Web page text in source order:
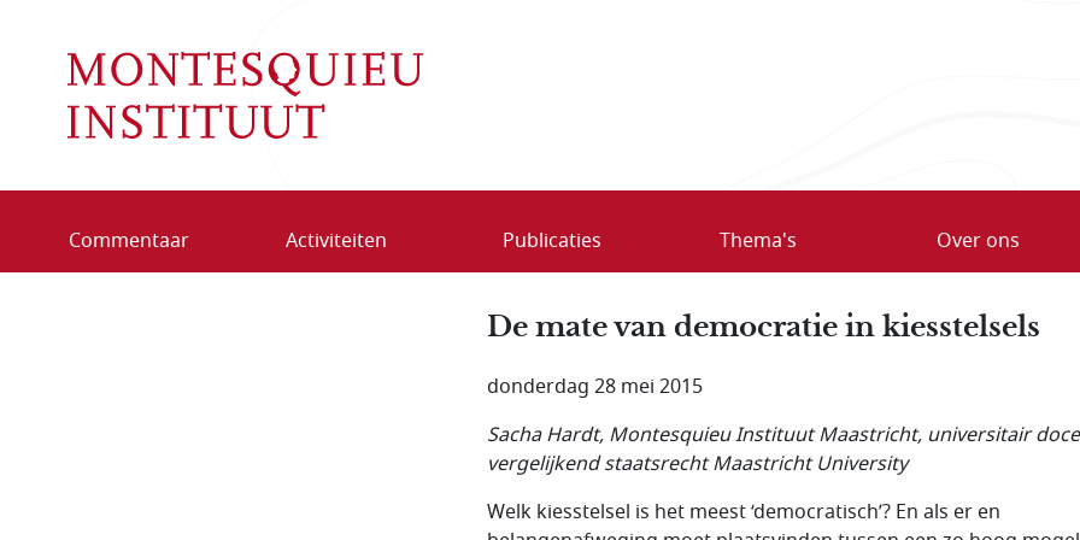
Commentaar Activiteiten Publicaties Thema's Over ons
De mate van democratie in kiesstelsels
donderdag 28 mei 2015
Sacha Hardt, Montesquieu Instituut Maastricht, universitair
vergelijkend staatsrecht Maastricht University
Welk kiesstelsel is het meest ‘democratisch’? En als er en